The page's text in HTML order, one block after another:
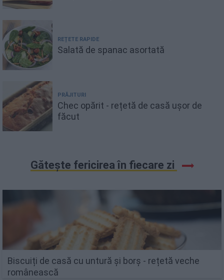
REȚETE RAPIDE
Salată de spanac asortată
PRĂJITURI
Chec opărit - rețetă de casă ușor de
făcut
Gătește fericirea în fiecare zi
Biscuiți de casă cu untură și borș - rețetă veche
românească